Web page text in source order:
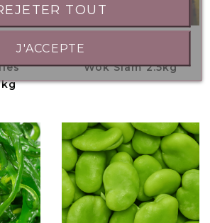
Wok Siam 2.5kg
TOUT
J'ACCEPTE